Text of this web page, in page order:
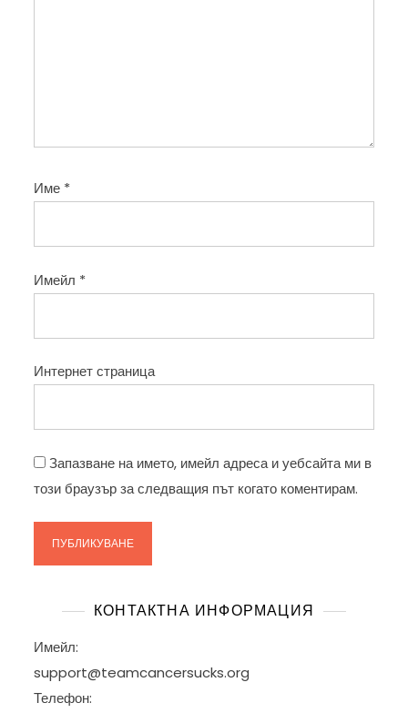
Име *
Имейл *
Интернет страница
Запазване на името, имейл адреса и уебсайта ми в
този браузър за следващия път когато коментирам.
КОНТАКТНА ИНФОРМАЦИЯ
Имейл:
support@teamcancersucks.org
Телефон: